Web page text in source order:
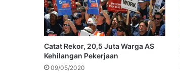
Catat Rekor, 20,5 Juta Warga AS
Kehilangan Pekerjaan
09/05/2020